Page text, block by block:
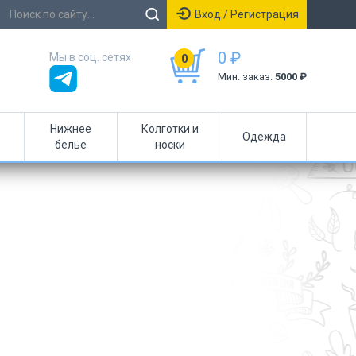
Вход / Регистрация
0 0 ₽
Мин. заказ: 5000 ₽
Мы в соц. сетях
Нижнее
белье
Колготки и
носки
Одежда